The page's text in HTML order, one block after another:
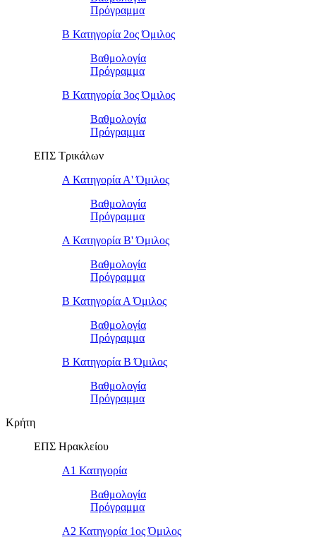
Πρόγραμμα
Β Κατηγορία 2ος Όμιλος
Βαθμολογία
Πρόγραμμα
Β Κατηγορία 3ος Όμιλος
Βαθμολογία
Πρόγραμμα
ΕΠΣ Τρικάλων
Α Κατηγορία Α' Όμιλος
Βαθμολογία
Πρόγραμμα
Α Κατηγορία Β' Όμιλος
Βαθμολογία
Πρόγραμμα
Β Κατηγορία Α Όμιλος
Βαθμολογία
Πρόγραμμα
Β Κατηγορία Β Όμιλος
Βαθμολογία
Πρόγραμμα
Κρήτη
ΕΠΣ Ηρακλείου
Α1 Κατηγορία
Βαθμολογία
Πρόγραμμα
Α2 Κατηγορία 1ος Όμιλος